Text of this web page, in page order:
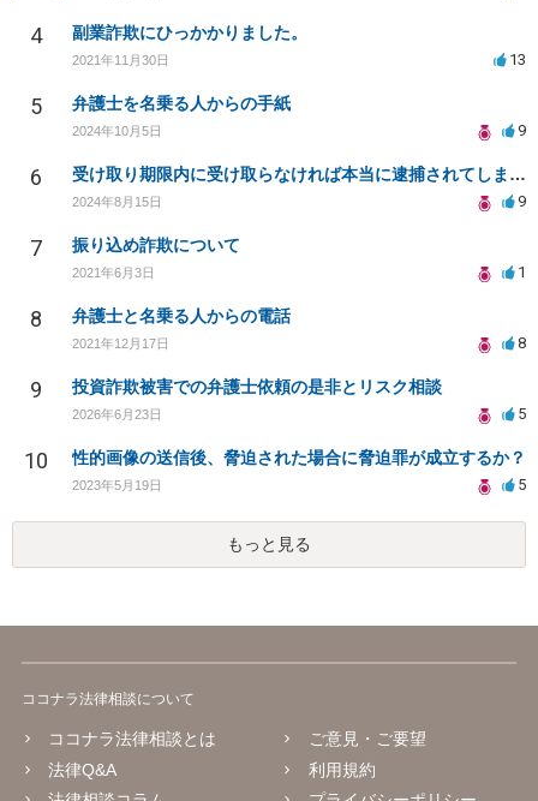
4 副業詐欺にひっかかりました。
2021年11月30日 13
5 弁護士を名乗る人からの手紙
2024年10月5日 9
6 受け取り期限内に受け取らなければ本当に逮捕されてしまうのでしょうか。宜しくお願いします。
2024年8月15日 9
7 振り込め詐欺について
2021年6月3日 1
8 弁護士と名乗る人からの電話
2021年12月17日 8
9 投資詐欺被害での弁護士依頼の是非とリスク相談
2026年6月23日 5
10 性的画像の送信後、脅迫された場合に脅迫罪が成立するか？
2023年5月19日 5
もっと見る
ココナラ法律相談について
ココナラ法律相談とは
法律Q&A
ご意見・ご要望
利用規約